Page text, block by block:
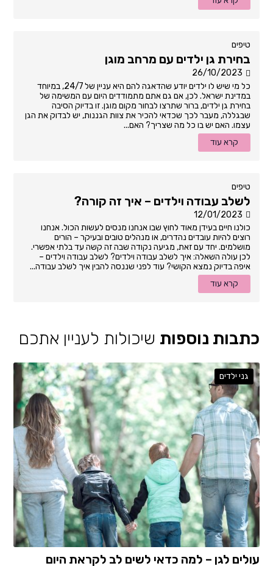
טיפים
בחירת גן ילדים עם מרחב מוגן
26/10/2023
כל מי שיש לו ילדים יודע שהדאגה להם היא עניין של 24/7, במיוחד
במדינת ישראל. לכן, אם גם אתם מתמודדים היום עם המשימה של
בחירת גן ילדים, ברור שתרצו לבחור מקום מוגן. זו בדיוק הסיבה
שבגללה, מעבר לכך שכדאי להכיר את צוות הגננות, יש לבדוק את הגן
עצמו. האם יש בו כל מה שצריך? האם...
קרא עוד
טיפים
לשלב עבודה וילדים – איך זה קורה?
12/01/2023
כולנו חיים בעידן מאוד לחוץ שבו אנחנו מנסים לעשות הכול. אנחנו
רוצים להיות עובדים נהדרים, או מנהלים טובים ובעיקר – הורים
מושלמים. יחד עם זאת, מגיעה נקודה שבה זה קשה עד בלתי אפשרי.
לכן עולה השאלה: איך לשלב עבודה וילדים? לשלב עבודה וילדים –
איפה בדיוק נמצא הקושי? עוד לפני שננסה להבין איך לשלב עבודה...
קרא עוד
כתבות נוספות שיכולות לעניין אתכם
גני ילדים
עולים לגן – למה כדאי לשים לב לקראת היום